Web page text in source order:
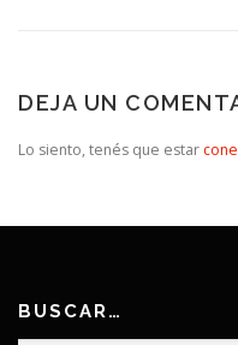
DEJA UN
Lo siento, tenés que estar
BUSCAR…